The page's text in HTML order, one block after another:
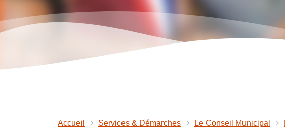
Accueil Services & Démarches Le Conseil Municipal